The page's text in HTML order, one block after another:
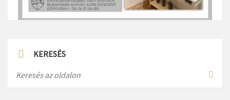
KERESÉS